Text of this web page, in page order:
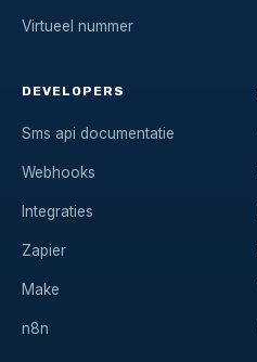
Virtueel nummer
DEVELOPERS
Sms api documentatie
Webhooks
Integraties
Zapier
Make
n8n